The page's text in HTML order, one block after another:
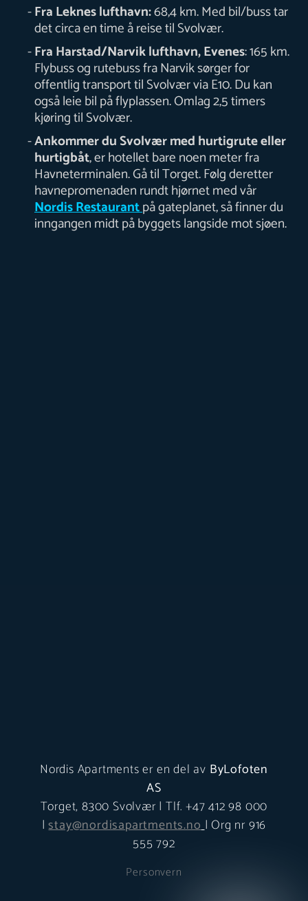
Fra Leknes lufthavn:68,4 km. Med bil/buss tar
det circa en time å reise til Svolvær.
Fra Harstad/Narvik lufthavn, Evenes: 165 km.
Flybuss og rutebuss fra Narvik sørger for
offentlig transport til Svolvær via E10. Du kan
også leie bil på flyplassen. Omlag 2,5 timers
kjøring til Svolvær.
Ankommer du Svolvær med hurtigrute eller
hurtigbåt, er hotellet bare noen meter fra
Havneterminalen. Gå til Torget. Følg deretter
havnepromenaden rundt hjørnet med vår
Nordis Restaurantpå gateplanet, så finner du
inngangen midt på byggets langside mot sjøen.
Nordis Apartments er en del av ByLofoten
AS
Torget, 8300 Svolvær | Tlf. +47 412 98 000
|stay@nordisapartments.no| Org nr 916
555 792
Personvern